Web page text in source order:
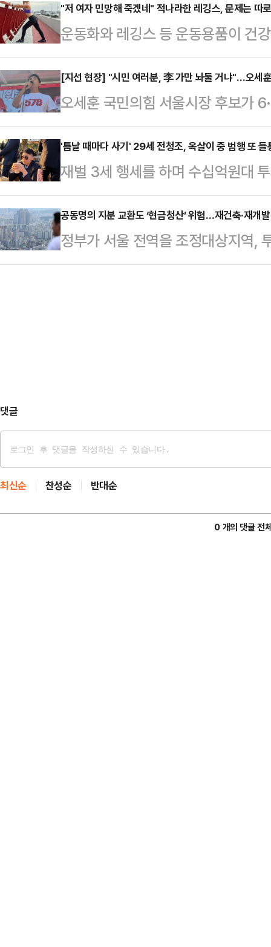
결집'에 방점을 찍은 가운데 박민식
합류했고, 한동훈 후보는 아내 진은
더불어민주당 후보의 공세를 정면
31일 오전 부산을 찾은 이 전 대통
함께 점심식사를 했다. 이 일정에는
다.박 후보…
"저 여자 민망해 죽겠네" 적나라한 레깅스, 문제는 따
운동화와 레깅스 등 운동용품이 건
다.16일 관련업계에 따르면 영국
전문가인 니콜 딘은 최근 데일리메
만 운동할 때 착용하는 옷과 신발이
어 "운동용품을 만들 때 흔히 사용
소재의 옷을 세탁하고 입을 때마다
말했다.입자가 매우 작은 미세플라
통해 여러 장기에 …
[지선 현장] "시민 여러분, 李 가만 놔둘 거냐"…오세
오세훈 국민의힘 서울시장 후보가
부 심판론을 부각하는 데 집중했다.
'허수아비'라고 규정했는데, 정 후
책'을 부각해야 한다고 판단한 것으
지막 주말인 31일 거리 민심을 잡
종로, 영등포, 서초 등 서울 전역을
전역을 과감하게 가로지르며 도심
모의 '…
'틈날 때마다 사기' 29세 전청조, 옥살이 중 범행 또 들
재벌 3세 행세를 하며 수십억원대
청조(29)가 과거 저질렀던 범행이
주지법 형사2단독 임진수 부장판
년 12월 19일 이전 범행에 대해 징
일 이후 범행에 대해 징역 10개월
공동명의 지분 교환도 ‘현금청산’ 위험…재건축·재개발
정부가 서울 전역을 조정대상지역,
정한 지 7개월이 지났지만 현장에
댓글
최신순 찬성순 반대순
0 개의 댓글 전